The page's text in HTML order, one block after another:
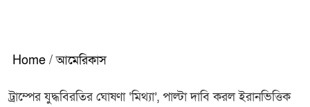
Home / আমেরিকাস
ট্রাম্পের যুদ্ধবিরতির ঘোষণা ‘মিথ্যা’, পাল্টা দাবি করল ইরানভিত্তিক